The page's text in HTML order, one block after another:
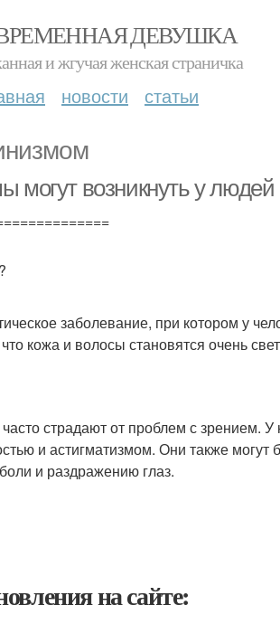
ДЕВУШКА
и жгучая женская страничка
новости статьи
могут возникнуть у
заболевание, при котором у
кожа и волосы становятся очень
страдают от проблем с зрением.
и астигматизмом. Они также могут
и раздражению глаз.
на сайте: